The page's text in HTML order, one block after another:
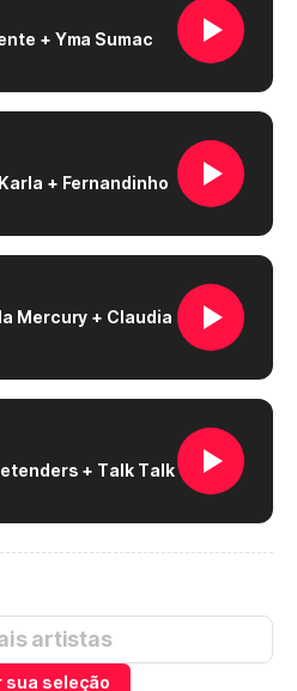
+ Yma Sumac
+ Fernandinho
Mercury + Claudia
+ Talk Talk
sua seleção